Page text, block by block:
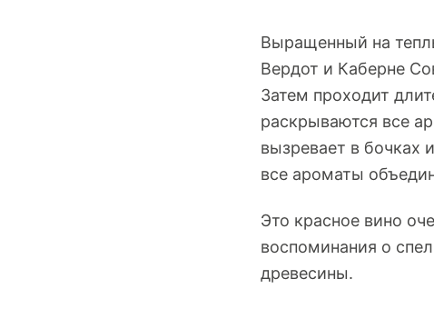
Выращенный на
Вердот и Каберне
Затем проходит
раскрываются все
вызревает в бочках
все ароматы
Это красное вино
воспоминания о
древесины.